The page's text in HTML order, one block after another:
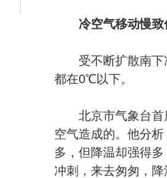
冷空气移动慢致
受不断扩散南下
都在0℃以下。
北京市气象台首
空气造成的。他分
多，但降温却强得
冲刺，来去匆匆，